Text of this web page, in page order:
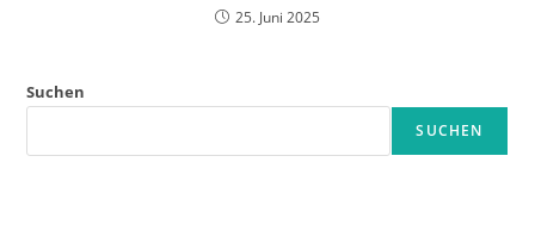
25. Juni 2025
Suchen
SUCHEN